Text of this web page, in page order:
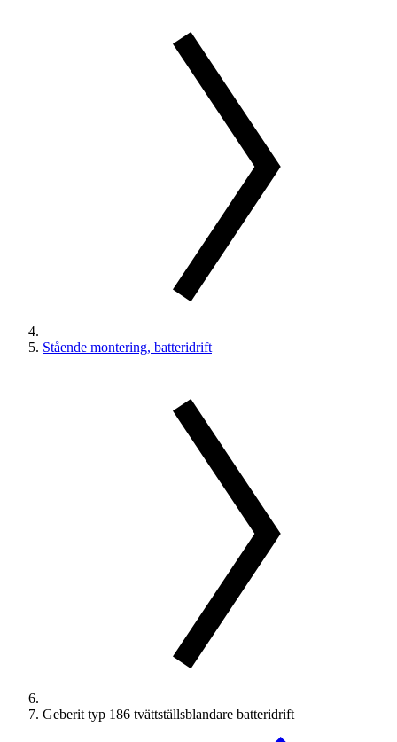
Stående montering, batteridrift
Geberit typ 186 tvättställsblandare batteridrift